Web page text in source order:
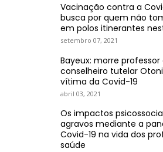
Vacinação contra a
busca por quem não
em polos itinerantes
setembro 07, 2021
Bayeux: morre professor
conselheiro tutelar
vítima da Covid-19
abril 03, 2021
Os impactos
agravos mediante a
Covid-19 na vida dos
saúde